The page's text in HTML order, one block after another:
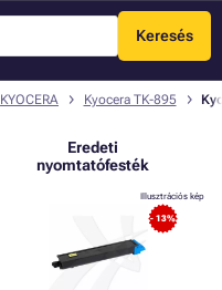
Keresés
Menü
KYOCERA Kyocera TK-895
Eredeti
nyomtatófesték
Illusztrációs kép
- 13%